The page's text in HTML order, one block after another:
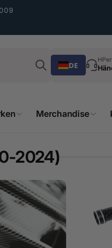
Suchen
DE
Merchandise
2024)